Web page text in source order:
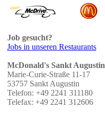
Job gesucht?
Jobs in unseren Restaurants
McDonald's Sankt Augustin
Marie-Curie-Straße 11-17
53757 Sankt Augustin
Telefon: +49 2241 311180
Telefax: +49 2241 312606